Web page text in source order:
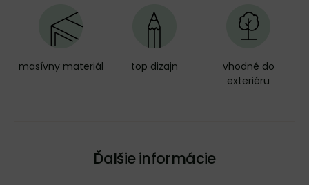
masívny materiál top dizajn
vhodné do
exteriéru
Ďalšie informácie